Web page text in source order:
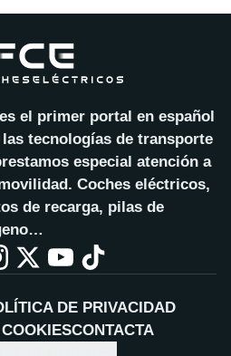
el primer portal en español
tecnologías de transporte
especial atención a
Coches eléctricos,
de recarga, pilas de
DE PRIVACIDAD
CONTACTA